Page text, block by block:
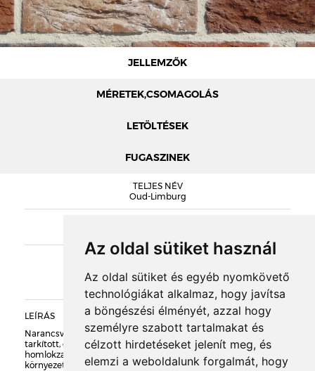
Az oldal sütiket használ
Az oldal sütiket és egyéb nyomkövető
technológiákat alkalmaz, hogy javítsa
a böngészési élményét, azzal hogy
személyre szabott tartalmakat és
célzott hirdetéseket jelenít meg, és
elemzi a weboldalunk forgalmát, hogy
JELLEMZŐK
MÉRETEK,CSOMAGOLÁS
LETÖLTÉSEK
FUGASZINEK
TELJES NÉV
Oud-Limburg
KIEGÉSZÍTŐK
LEÍRÁS
Narancsvörös alapon, szórványos piszkosfehér és kékes foltokkal
tarkított, durván rusztikus felületű, kézi vetésű burkolótégla és
homlokzatburkoló lap. Szándékosan öregített típus, műemléki
környezetben ideális.
MÉRETEK
RAKLAPTÖMEG
DARABSÚLY
NELISSEN KATALÓGUS